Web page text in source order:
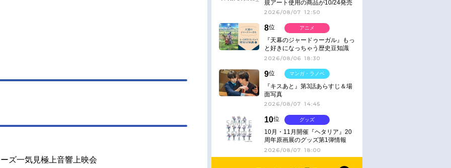
ズ一気見極上音響上映会
規アート使用の商品が10/24発売
2026/08/07 12:50
8位
『天幕のジャードゥーガル』もっ
と好きになっちゃう歴史豆知識
2026/08/06 18:30
アニメ
9位
『キスあと』第3話あらすじ＆場
面写真
2026/08/07 14:45
マンガ・ラノベ
10位
10月・11月開催『ヘタリア』20
周年原画展のグッズ第1弾情報
2026/08/07 18:00
グッズ